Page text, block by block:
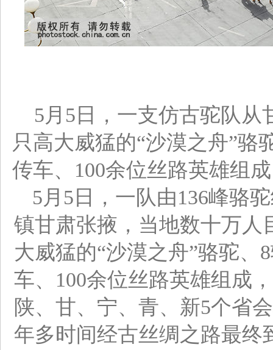
5月5日，一支仿古驼队从
只高大威猛的“沙漠之舟”骆
传车、100余位丝路英雄组
5月5日，一队由136峰骆
镇甘肃张掖，当地数十万人
大威猛的“沙漠之舟”骆驼
车、100余位丝路英雄组成
陕、甘、宁、青、新5个省
年多时间经古丝绸之路最终